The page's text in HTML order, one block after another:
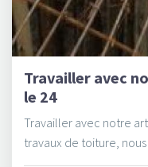
Travailler avec
le 24
Travailler avec notre
travaux de toiture, nous